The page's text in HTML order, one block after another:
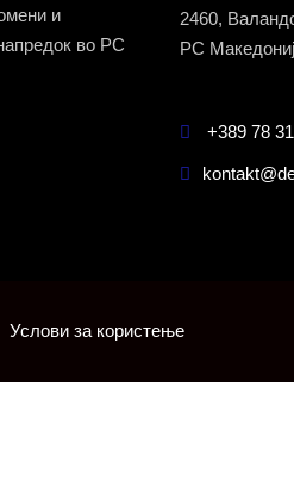
и
во РС
2460,
РС
+389 78
Услови за користење